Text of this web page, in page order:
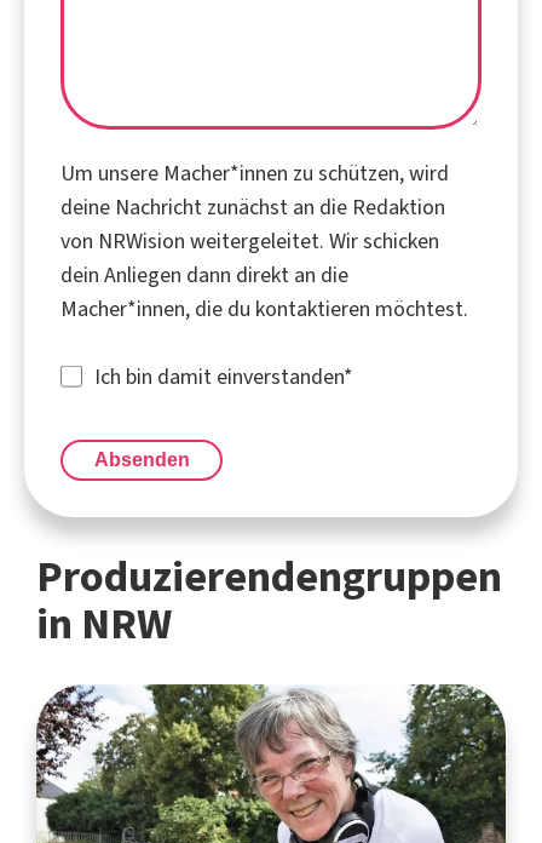
Um unsere Macher*innen zu schützen, wird
deine Nachricht zunächst an die Redaktion
von NRWision weitergeleitet. Wir schicken
dein Anliegen dann direkt an die
Macher*innen, die du kontaktieren möchtest.
Ich bin damit einverstanden*
Absenden
Produzierendengruppen
in NRW